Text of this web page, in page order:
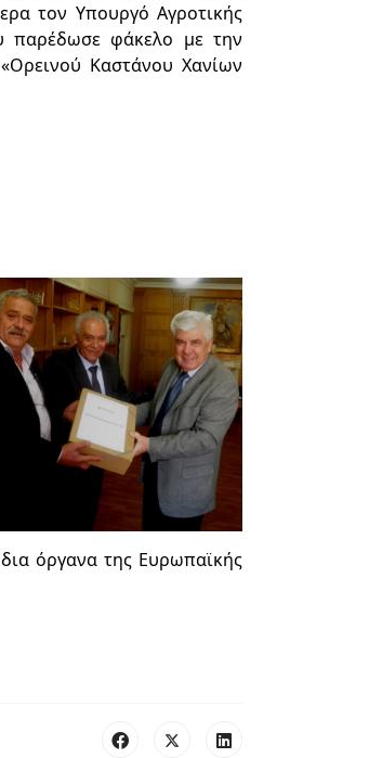
τον Υπουργό Αγροτικής
παρέδωσε φάκελο με την
Καστάνου Χανίων
όργανα της Ευρωπαϊκής